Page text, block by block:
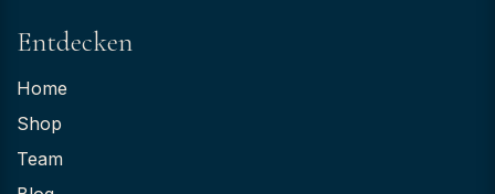
Entdecken
Home
Shop
Team